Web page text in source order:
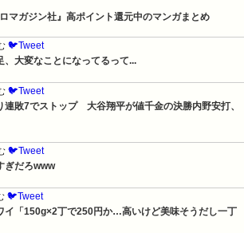
マガジン社』高ポイント還元中のマンガまとめ
🐦Tweet
、大変なことになってるって...
🐦Tweet
連敗7でストップ　大谷翔平が値千金の決勝内野安打、
🐦Tweet
ぎだろwww
🐦Tweet
イ「150g×2丁で250円か…高いけど美味そうだし一丁